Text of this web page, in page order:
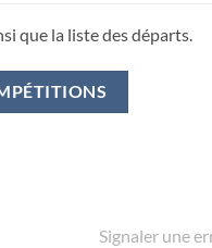
que la liste des départs.
Signaler une